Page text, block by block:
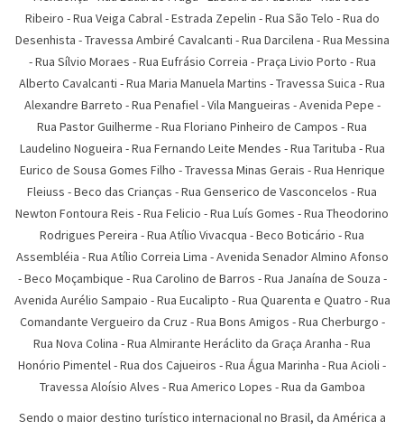
Ribeiro -Rua Veiga Cabral-Estrada Zepelin -Rua São Telo -Rua do
Desenhista -Travessa Ambiré Cavalcanti -Rua Darcilena -Rua Messina
-Rua Sí­lvio Moraes -Rua Eufrásio Correia -Praça Livio Porto -Rua
Alberto Cavalcanti -Rua Maria Manuela Martins -Travessa Suica -Rua
Alexandre Barreto -Rua Penafiel-Vila Mangueiras -Avenida Pepe -
Rua Pastor Guilherme -Rua Floriano Pinheiro de Campos -Rua
Laudelino Nogueira -Rua Fernando Leite Mendes -Rua Tarituba -Rua
Eurico de Sousa Gomes Filho -Travessa Minas Gerais -Rua Henrique
Fleiuss -Beco das Crianças -Rua Genserico de Vasconcelos -Rua
Newton Fontoura Reis -Rua Felicio -Rua Luís Gomes -Rua Theodorino
Rodrigues Pereira -Rua Atí­lio Vivacqua -Beco Boticário -Rua
Assembléia -Rua Atílio Correia Lima -Avenida Senador Almino Afonso
-Beco Moçambique -Rua Carolino de Barros -Rua Janaína de Souza -
Avenida Aurélio Sampaio -Rua Eucalipto -Rua Quarenta e Quatro -Rua
Comandante Vergueiro da Cruz -Rua Bons Amigos -Rua Cherburgo -
Rua Nova Colina -Rua Almirante Heráclito da Graça Aranha -Rua
Honório Pimentel-Rua dos Cajueiros -Rua Água Marinha -Rua Acioli -
Travessa Aloísio Alves -Rua Americo Lopes -Rua da Gamboa
Sendo o maior destino turístico internacional no Brasil, da América a